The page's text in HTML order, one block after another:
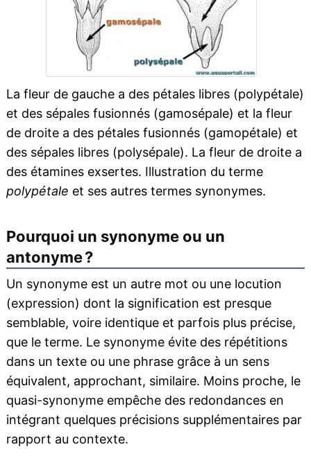
La fleur de gauche a des pétales libres (polypétale)
et des sépales fusionnés (gamosépale) et la fleur
de droite a des pétales fusionnés (gamopétale) et
des sépales libres (polysépale). La fleur de droite a
des étamines exsertes. Illustration du terme
polypétale et ses autres termes synonymes.
Pourquoi un synonyme ou un
antonyme ?
Un synonyme est un autre mot ou une locution
(expression) dont la signification est presque
semblable, voire identique et parfois plus précise,
que le terme. Le synonyme évite des répétitions
dans un texte ou une phrase grâce à un sens
équivalent, approchant, similaire. Moins proche, le
quasi-synonyme empêche des redondances en
intégrant quelques précisions supplémentaires par
rapport au contexte.